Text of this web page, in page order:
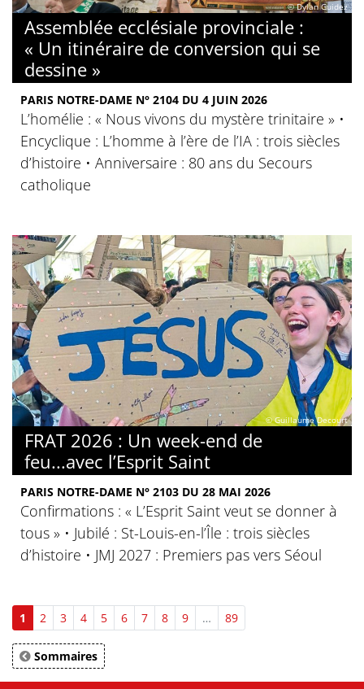
© Dylan Guidez
Assemblée ecclésiale provinciale :
« Un itinéraire de conversion qui se
dessine »
PARIS NOTRE-DAME N° 2104 DU 4 JUIN 2026
L’homélie : « Nous vivons du mystère trinitaire » •
Encyclique : L’homme à l’ère de l’IA : trois siècles
d’histoire • Anniversaire : 80 ans du Secours
catholique
© Guillaume Decourt
FRAT 2026 : Un week-end de
feu...avec l’Esprit Saint
PARIS NOTRE-DAME N° 2103 DU 28 MAI 2026
Confirmations : « L’Esprit Saint veut se donner à
tous » • Jubilé : St-Louis-en-l’Île : trois siècles
d’histoire • JMJ 2027 : Premiers pas vers Séoul
1 2 3 4 5 6 7 8 9 … 89
Sommaires